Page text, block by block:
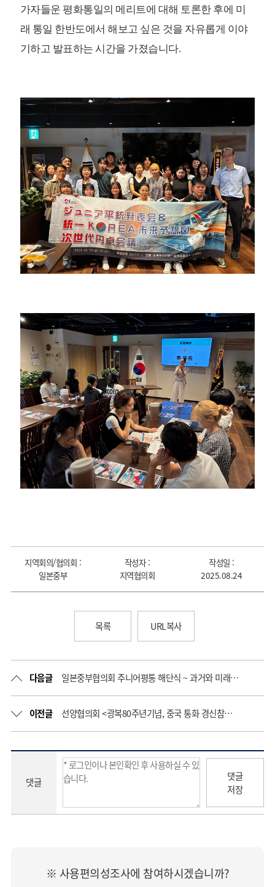
가자들운 평화통일의 메리트에 대해 토론한 후에 미
래 통일 한반도에서 해보고 싶은 것을 자유롭게 이야
기하고 발표하는 시간을 가졌습니다.
지역회의/협의회 :
일본중부
작성자 :
지역협의회
작성일 :
2025.08.24
목록 URL복사
다음글 일본중부협의회 주니어평통 해단식 ~ 과거와 미래를 잇는 메세지
이전글 선양협의회 <광복80주년기념, 중국 통화 경신참변지 조선7인 열사릉> 정화작업 및 추모제
댓글
댓글
저장
※ 사용편의성조사에 참여하시겠습니까?